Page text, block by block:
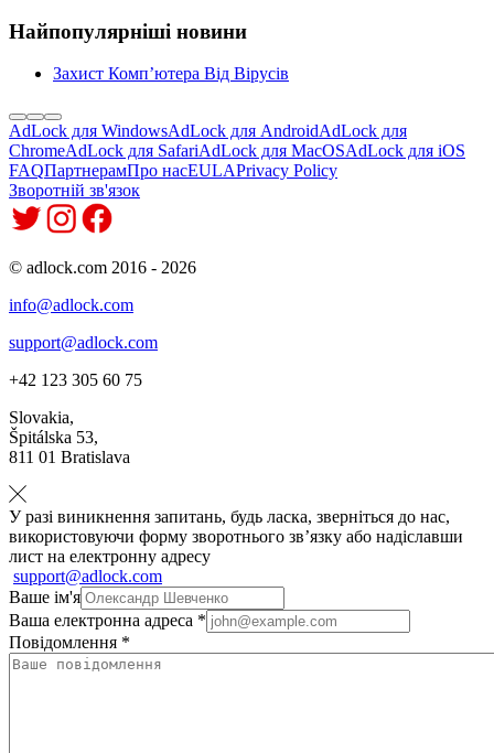
Найпопулярніші новини
Захист Комп’ютера Від Вірусів
AdLock для WindowsAdLock для AndroidAdLock для
ChromeAdLock для SafariAdLock для MacOSAdLock для iOS
FAQПартнерамПро насEULAPrivacy Policy
Зворотній зв'язок
© adlock.com 2016 - 2026
info@adlock.com
support@adlock.com
+42 123 305 60 75
Slovakia,
Špitálska 53,
811 01 Bratislava
У разі виникнення запитань, будь ласка, зверніться до нас,
використовуючи форму зворотнього зв’язку або надіславши
лист на електронну адресу
support@adlock.com
Ваше ім'я
Ваша електронна адреса *
Повідомлення *